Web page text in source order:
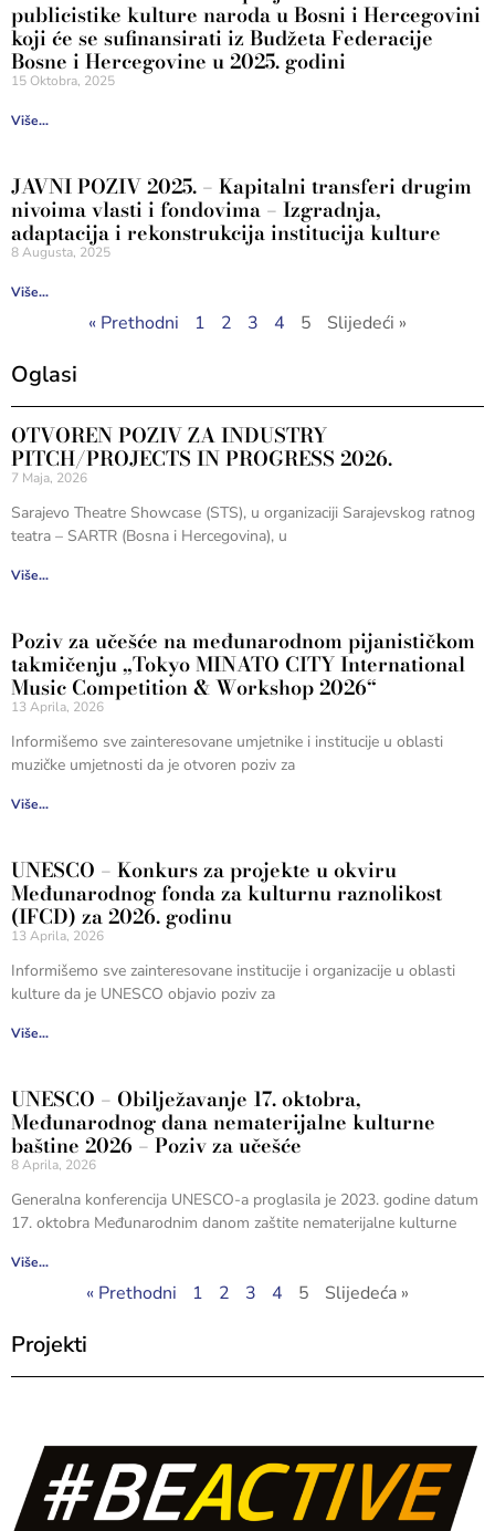
publicistike kulture naroda u Bosni i Hercegovini
koji će se sufinansirati iz Budžeta Federacije
Bosne i Hercegovine u 2025. godini
15 Oktobra, 2025
Više...
JAVNI POZIV 2025. – Kapitalni transferi drugim
nivoima vlasti i fondovima – Izgradnja,
adaptacija i rekonstrukcija institucija kulture
8 Augusta, 2025
Više...
« Prethodni 1 2 3 4 5 Slijedeći »
Oglasi
OTVOREN POZIV ZA INDUSTRY
PITCH/PROJECTS IN PROGRESS 2026.
7 Maja, 2026
Sarajevo Theatre Showcase (STS), u organizaciji Sarajevskog ratnog
teatra – SARTR (Bosna i Hercegovina), u
Više...
Poziv za učešće na međunarodnom pijanističkom
takmičenju „Tokyo MINATO CITY International
Music Competition & Workshop 2026“
13 Aprila, 2026
Informišemo sve zainteresovane umjetnike i institucije u oblasti
muzičke umjetnosti da je otvoren poziv za
Više...
UNESCO – Konkurs za projekte u okviru
Međunarodnog fonda za kulturnu raznolikost
(IFCD) za 2026. godinu
13 Aprila, 2026
Informišemo sve zainteresovane institucije i organizacije u oblasti
kulture da je UNESCO objavio poziv za
Više...
UNESCO – Obilježavanje 17. oktobra,
Međunarodnog dana nematerijalne kulturne
baštine 2026 – Poziv za učešće
8 Aprila, 2026
Generalna konferencija UNESCO-a proglasila je 2023. godine datum
17. oktobra Međunarodnim danom zaštite nematerijalne kulturne
Više...
« Prethodni 1 2 3 4 5 Slijedeća »
Projekti